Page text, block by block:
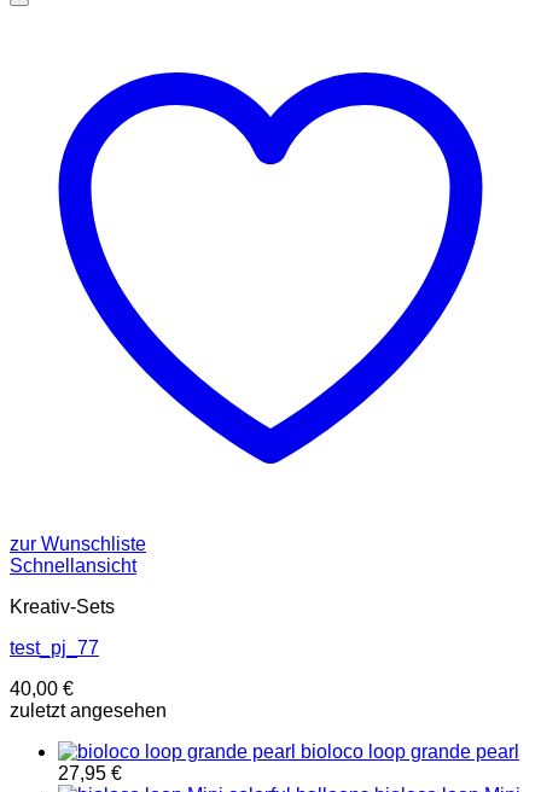
zur Wunschliste
Schnellansicht
Kreativ-Sets
test_pj_77
40,00 €
zuletzt angesehen
bioloco loop grande pearl
27,95 €